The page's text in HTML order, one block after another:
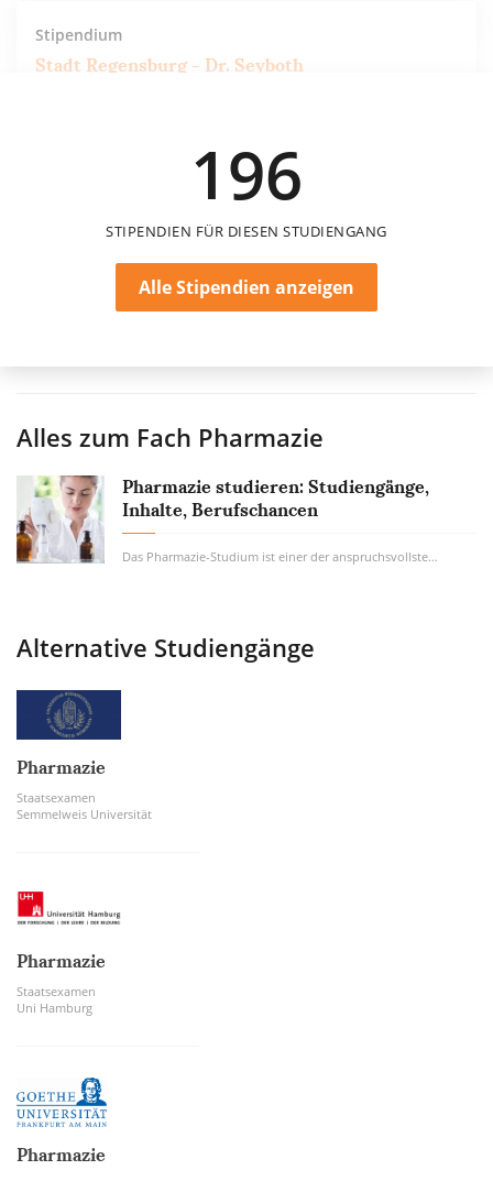
Stipendium
Stadt Regensburg - Dr. Seyboth
196
STIPENDIEN FÜR DIESEN STUDIENGANG
Alle Stipendien anzeigen
Alles zum Fach Pharmazie
Pharmazie studieren: Studiengänge,
Inhalte, Berufschancen
Das Pharmazie-Studium ist einer der anspruchsvollsten Studiengänge und bietet...
Alternative Studiengänge
Pharmazie
Staatsexamen
Semmelweis Universität
Pharmazie
Staatsexamen
Uni Hamburg
Pharmazie